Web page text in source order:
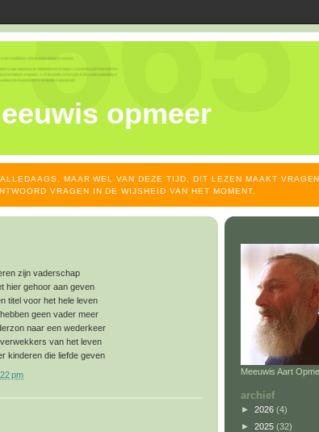
opmeer
MAAR WEL VAN DEZE TIJD, DIT LEZEN MAAKT
VRAGEN IN DE WIJSHEID VAN HET MOMENT.
zijn vaderschap
hier gehoor aan geven
titel voor het hele leven
geen vader meer
naar een wederkeer
van het leven
kinderen die liefde geven
pm Meeuwis Aart
archief
► 2026 (4)
► 2025 (32)